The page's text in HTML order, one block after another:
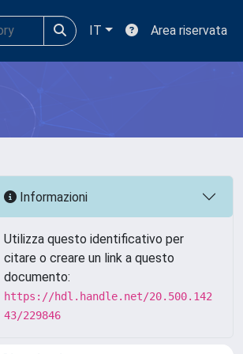
IT Area riservata
Informazioni
Utilizza questo identificativo per
citare o creare un link a questo
documento:
https://hdl.handle.net/20.500.142
43/229846